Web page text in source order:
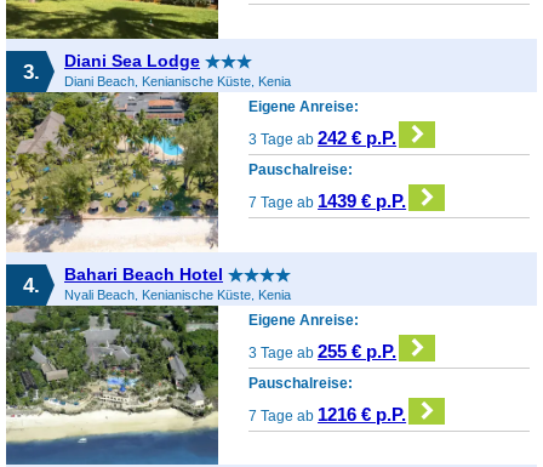
3. Diani Sea Lodge
Diani Beach, Kenianische Küste, Kenia
Eigene Anreise:
3 Tage ab242 € p.P.
Pauschalreise:
7 Tage ab 1439 € p.P.
4. Bahari Beach Hotel
Nyali Beach, Kenianische Küste, Kenia
Eigene Anreise:
3 Tage ab255 € p.P.
Pauschalreise:
7 Tage ab 1216 € p.P.